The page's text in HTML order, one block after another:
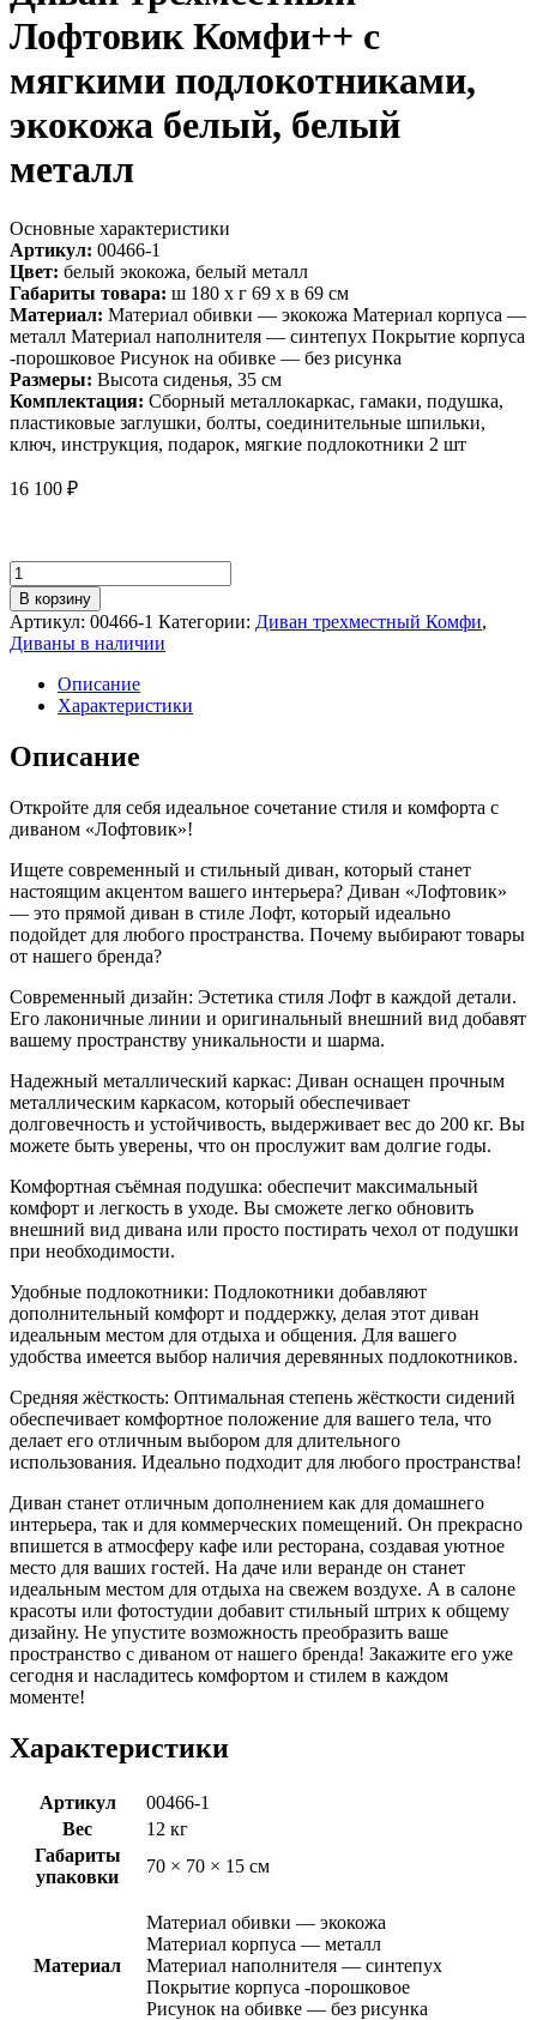
Лофтовик Комфи++ с
мягкими подлокотниками,
экокожа белый, белый
металл
Основные характеристики
Артикул: 00466-1
Цвет: белый экокожа, белый металл
Габариты товара: ш 180 х г 69 х в 69 см
Материал: Материал обивки — экокожа Материал корпуса —
металл Материал наполнителя — синтепух Покрытие корпуса
-порошковое Рисунок на обивке — без рисунка
Размеры: Высота сиденья, 35 см
Комплектация: Сборный металлокаркас, гамаки, подушка,
пластиковые заглушки, болты, соединительные шпильки,
ключ, инструкция, подарок, мягкие подлокотники 2 шт
16 100 ₽
Количество
товара
Диван
трехместный
Лофтовик
Комфи++
мягкими
подлокотниками,
экокожа
белый
металл
В корзину
Артикул: 00466-1 Категории: Диван трехместный Комфи,
Диваны в наличии
Описание
Характеристики
Описание
Откройте для себя идеальное сочетание стиля и комфорта с
диваном «Лофтовик»!
Ищете современный и стильный диван, который станет
настоящим акцентом вашего интерьера? Диван «Лофтовик»
— это прямой диван в стиле Лофт, который идеально
подойдет для любого пространства. Почему выбирают товары
от нашего бренда?
Современный дизайн: Эстетика стиля Лофт в каждой детали.
Его лаконичные линии и оригинальный внешний вид добавят
вашему пространству уникальности и шарма.
Надежный металлический каркас: Диван оснащен прочным
металлическим каркасом, который обеспечивает
долговечность и устойчивость, выдерживает вес до 200 кг. Вы
можете быть уверены, что он прослужит вам долгие годы.
Комфортная съёмная подушка: обеспечит максимальный
комфорт и легкость в уходе. Вы сможете легко обновить
внешний вид дивана или просто постирать чехол от подушки
при необходимости.
Удобные подлокотники: Подлокотники добавляют
дополнительный комфорт и поддержку, делая этот диван
идеальным местом для отдыха и общения. Для вашего
удобства имеется выбор наличия деревянных подлокотников.
Средняя жёсткость: Оптимальная степень жёсткости сидений
обеспечивает комфортное положение для вашего тела, что
делает его отличным выбором для длительного
использования. Идеально подходит для любого пространства!
Диван станет отличным дополнением как для домашнего
интерьера, так и для коммерческих помещений. Он прекрасно
впишется в атмосферу кафе или ресторана, создавая уютное
место для ваших гостей. На даче или веранде он станет
идеальным местом для отдыха на свежем воздухе. А в салоне
красоты или фотостудии добавит стильный штрих к общему
дизайну. Не упустите возможность преобразить ваше
пространство с диваном от нашего бренда! Закажите его уже
сегодня и насладитесь комфортом и стилем в каждом
моменте!
Характеристики
Артикул
00466-1
Вес
12 кг
Габариты
упаковки
70 × 70 × 15 см
Материал
Материал обивки — экокожа
Материал корпуса — металл
Материал наполнителя — синтепух
Покрытие корпуса -порошковое
Рисунок на обивке — без рисунка